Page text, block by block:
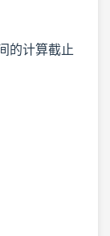
的计算截止